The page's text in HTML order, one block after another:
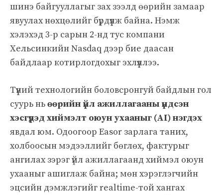
шинэ байгууллагыг зах зээлд өөрийн замаар
явуулах нөхцөлийг бүрдүүлж байна. Нэмж
хэлэхэд 3-р сарын 2-нд тус компани
Хельсинкийн Nasdaq дээр бие даасан
байдлаар котирлогдохыг эхлүүллээ.
Түүний технологийн боловсронгуй байдлын гол
суурь ньөөрийн үйл ажиллагааны үндсэн
хэсгүүдэд хиймэлт оюун ухааныг (AI) нэгдэх
явдал юм. Одоогоор Easor зарлага таних,
холбоосын мэдээллийг бөглөх, фактурыг
ангилах зэрэг үйл ажиллагаанд хиймэл оюун
ухааныг ашиглаж байна; мөн хэрэглэгчийн
эцсийн дэмжлэгийг realtime-той хангах